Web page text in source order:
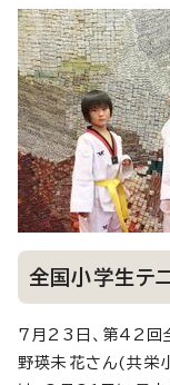
全国小学生テ
7月23日、第42回
野瑛未花さん(共栄